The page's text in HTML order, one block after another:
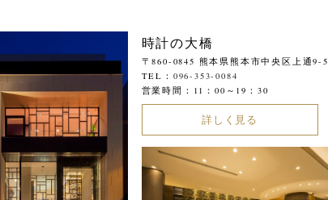
時計の大橋
〒860-0845 熊本県熊本市中央区上通9-5
TEL： 096-353-0084
営業時間：11：00～19：30
詳しく見る